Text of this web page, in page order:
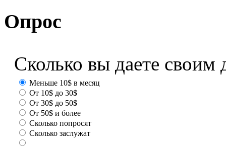
Опрос
Сколько вы даете своим
Меньше 10$ в месяц
От 10$ до 30$
От 30$ до 50$
От 50$ и более
Сколько попросят
Сколько заслужат